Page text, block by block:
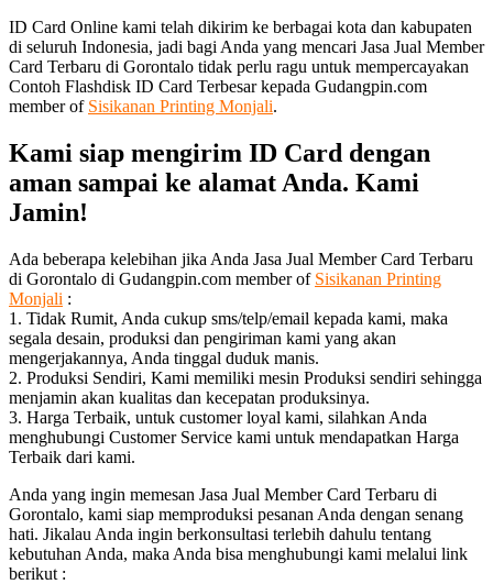
ID Card Online kami telah dikirim ke berbagai kota dan kabupaten
di seluruh Indonesia, jadi bagi Anda yang mencari Jasa Jual Member
Card Terbaru di Gorontalo tidak perlu ragu untuk mempercayakan
Contoh Flashdisk ID Card Terbesar kepada Gudangpin.com
member of Sisikanan Printing Monjali.
Kami siap mengirim ID Card dengan
aman sampai ke alamat Anda. Kami
Jamin!
Ada beberapa kelebihan jika Anda Jasa Jual Member Card Terbaru
di Gorontalo di Gudangpin.com member of Sisikanan Printing
Monjali :
1. Tidak Rumit, Anda cukup sms/telp/email kepada kami, maka
segala desain, produksi dan pengiriman kami yang akan
mengerjakannya, Anda tinggal duduk manis.
2. Produksi Sendiri, Kami memiliki mesin Produksi sendiri sehingga
menjamin akan kualitas dan kecepatan produksinya.
3. Harga Terbaik, untuk customer loyal kami, silahkan Anda
menghubungi Customer Service kami untuk mendapatkan Harga
Terbaik dari kami.
Anda yang ingin memesan Jasa Jual Member Card Terbaru di
Gorontalo, kami siap memproduksi pesanan Anda dengan senang
hati. Jikalau Anda ingin berkonsultasi terlebih dahulu tentang
kebutuhan Anda, maka Anda bisa menghubungi kami melalui link
berikut :